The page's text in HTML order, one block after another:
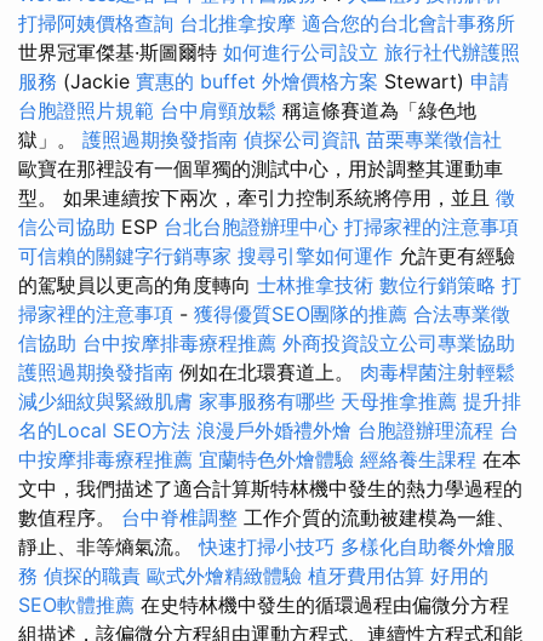
打掃阿姨價格查詢 台北推拿按摩 適合您的台北會計事務所
世界冠軍傑基·斯圖爾特 如何進行公司設立 旅行社代辦護照
服務 (Jackie 實惠的 buffet 外燴價格方案 Stewart) 申請
台胞證照片規範 台中肩頸放鬆 稱這條賽道為「綠色地
獄」。 護照過期換發指南 偵探公司資訊 苗栗專業徵信社
歐寶在那裡設有一個單獨的測試中心，用於調整其運動車
型。 如果連續按下兩次，牽引力控制系統將停用，並且 徵
信公司協助 ESP 台北台胞證辦理中心 打掃家裡的注意事項
可信賴的關鍵字行銷專家 搜尋引擎如何運作 允許更有經驗
的駕駛員以更高的角度轉向 士林推拿技術 數位行銷策略 打
掃家裡的注意事項 - 獲得優質SEO團隊的推薦 合法專業徵
信協助 台中按摩排毒療程推薦 外商投資設立公司專業協助
護照過期換發指南 例如在北環賽道上。 肉毒桿菌注射輕鬆
減少細紋與緊緻肌膚 家事服務有哪些 天母推拿推薦 提升排
名的Local SEO方法 浪漫戶外婚禮外燴 台胞證辦理流程 台
中按摩排毒療程推薦 宜蘭特色外燴體驗 經絡養生課程 在本
文中，我們描述了適合計算斯特林機中發生的熱力學過程的
數值程序。 台中脊椎調整 工作介質的流動被建模為一維、
靜止、非等熵氣流。快速打掃小技巧 多樣化自助餐外燴服
務 偵探的職責 歐式外燴精緻體驗 植牙費用估算 好用的
SEO軟體推薦 在史特林機中發生的循環過程由偏微分方程
組描述，該偏微分方程組由運動方程式、連續性方程式和能